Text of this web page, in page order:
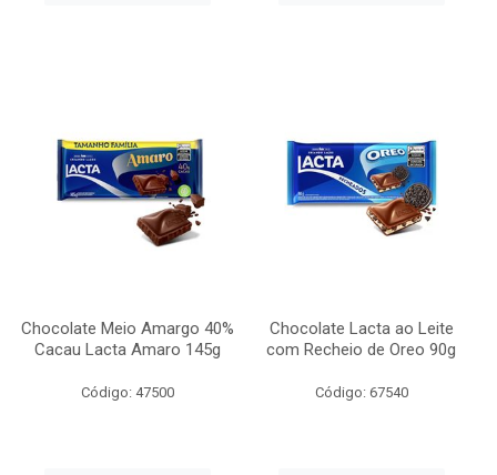
Chocolate Meio Amargo 40%
Cacau Lacta Amaro 145g
Código: 47500
Chocolate Lacta ao Leite
com Recheio de Oreo 90g
Código: 67540